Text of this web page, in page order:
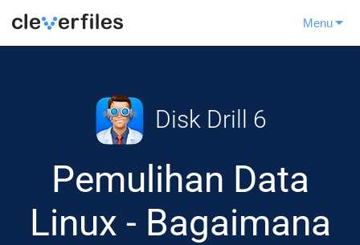
Menu
Disk Drill 6
Pemulihan Data
Linux - Bagaimana